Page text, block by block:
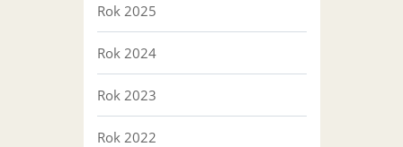
Rok 2025
Rok 2024
Rok 2023
Rok 2022